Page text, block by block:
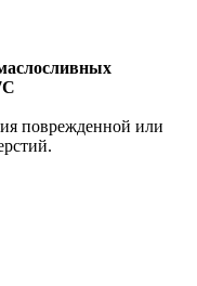
поврежденной или